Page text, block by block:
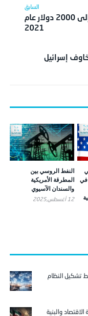
مصارف تتوقع ارتفاع الذهب إلى 2000 دولار عام
2021
إسرائيل
في
النفط الروسي بين
المطرقة الأمريكية
والسندان الآسيوي
12 أغسطس,2025
تشكيل النظام
والبنية